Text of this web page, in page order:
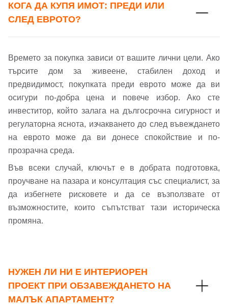
Добре дошъл!
Вход Регистрация
КОГА ДА КУПЯ ИМОТ: ПРЕДИ ИЛИ
СЛЕД ЕВРОТО?
Времето за покупка зависи от вашите лични цели. Ако
търсите дом за живеене, стабилен доход и
предвидимост, покупката преди еврото може да ви
осигури по-добра цена и повече избор. Ако сте
инвеститор, който залага на дългосрочна сигурност и
регулаторна яснота, изчакването до след въвеждането
на еврото може да ви донесе спокойствие и по-
прозрачна среда.
Във всеки случай, ключът е в добрата подготовка,
проучване на пазара и консултация със специалист, за
да избегнете рисковете и да се възползвате от
възможностите, които съпътстват тази историческа
промяна.
НУЖЕН ЛИ НИ Е ИНТЕРИОРЕН
ПРОЕКТ ПРИ ОБЗАВЕЖДАНЕТО НА
МАЛЪК АПАРТАМЕНТ?